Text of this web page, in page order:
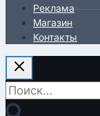
Реклама
Магазин
Контакты
Найти: